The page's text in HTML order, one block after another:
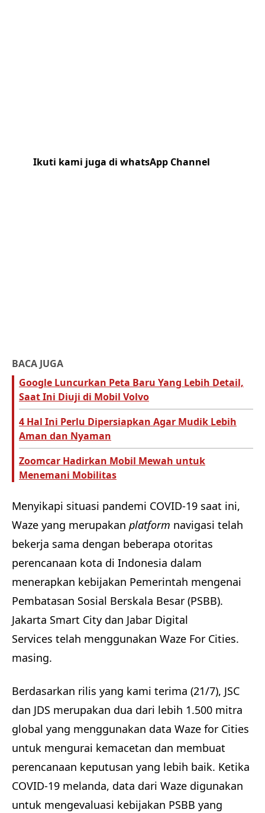
Ikuti kami juga di whatsApp Channel
BACA JUGA
Google Luncurkan Peta Baru Yang Lebih Detail,
Saat Ini Diuji di Mobil Volvo
4 Hal Ini Perlu Dipersiapkan Agar Mudik Lebih
Aman dan Nyaman
Zoomcar Hadirkan Mobil Mewah untuk
Menemani Mobilitas
Menyikapi situasi pandemi COVID-19 saat ini,
Waze yang merupakan platform navigasi telah
bekerja sama dengan beberapa otoritas
perencanaan kota di Indonesia dalam
menerapkan kebijakan Pemerintah mengenai
Pembatasan Sosial Berskala Besar (PSBB).
Jakarta Smart City dan Jabar Digital
Services telah menggunakan Waze For Cities.
masing.
Berdasarkan rilis yang kami terima (21/7), JSC
dan JDS merupakan dua dari lebih 1.500 mitra
global yang menggunakan data Waze for Cities
untuk mengurai kemacetan dan membuat
perencanaan keputusan yang lebih baik. Ketika
COVID-19 melanda, data dari Waze digunakan
untuk mengevaluasi kebijakan PSBB yang